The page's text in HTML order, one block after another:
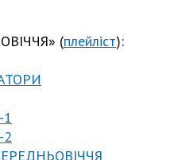
(плейліст):
2